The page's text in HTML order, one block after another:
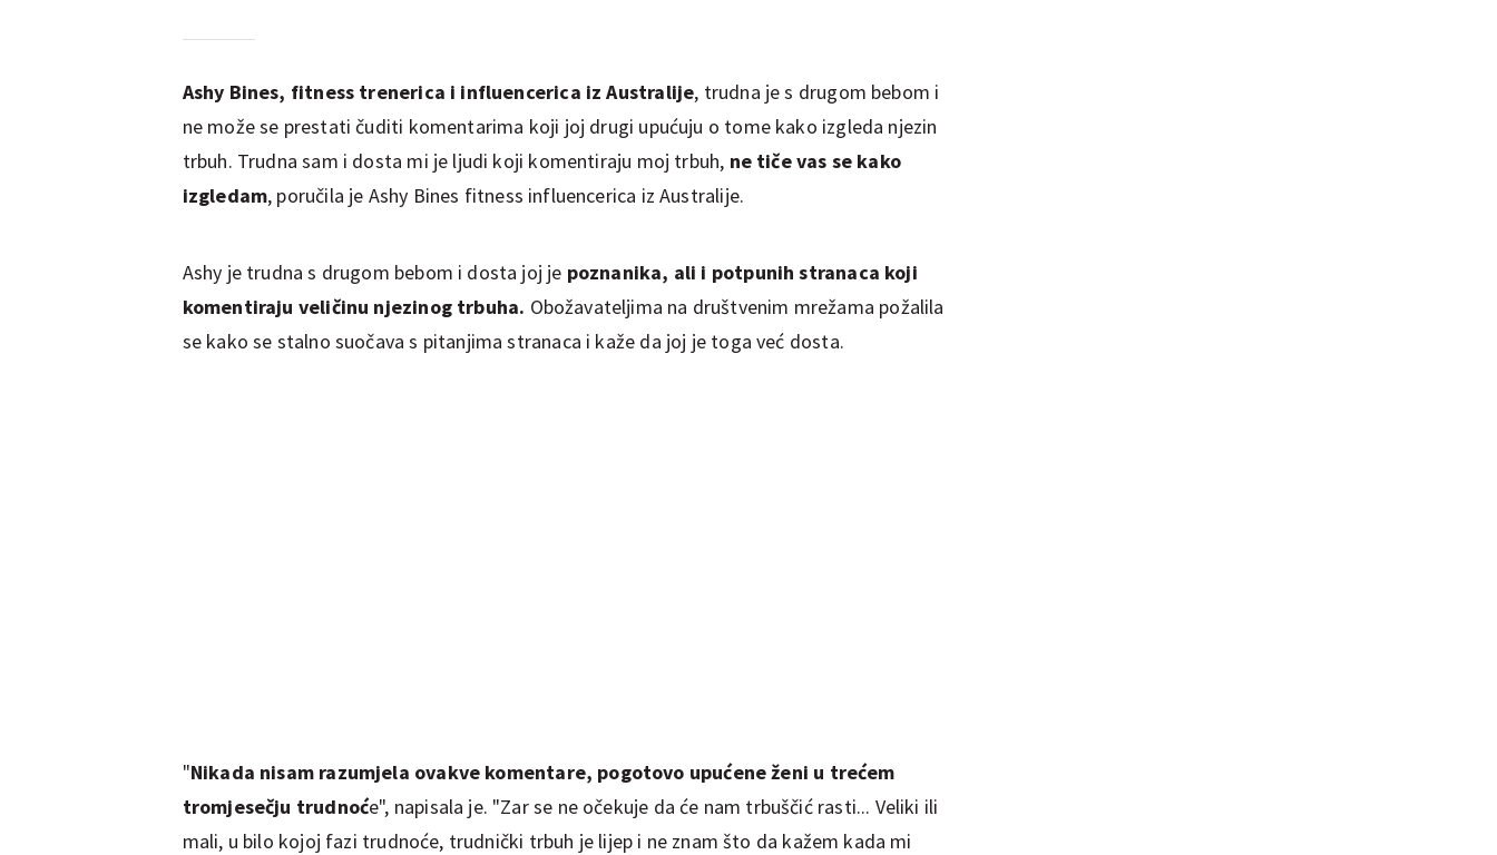
Ashy Bines, fitness trenerica i influencerica iz Australije, trudna je s drugom bebom i
ne može se prestati čuditi komentarima koji joj drugi upućuju o tome kako izgleda njezin
trbuh. Trudna sam i dosta mi je ljudi koji komentiraju moj trbuh, ne tiče vas se kako
izgledam, poručila je Ashy Bines fitness influencerica iz Australije.
Ashy je trudna s drugom bebom i dosta joj je poznanika, ali i potpunih stranaca koji
komentiraju veličinu njezinog trbuha. Obožavateljima na društvenim mrežama požalila
se kako se stalno suočava s pitanjima stranaca i kaže da joj je toga već dosta.
"Nikada nisam razumjela ovakve komentare, pogotovo upućene ženi u trećem
tromjesečju trudnoće", napisala je. "Zar se ne očekuje da će nam trbuščić rasti... Veliki ili
mali, u bilo kojoj fazi trudnoće, trudnički trbuh je lijep i ne znam što da kažem kada mi